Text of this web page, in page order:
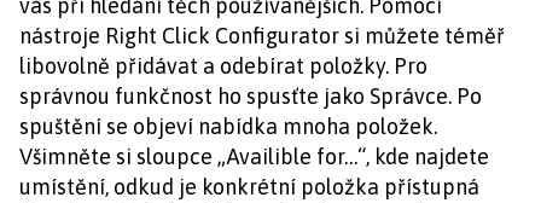
vás při hledání těch používanějších. Pomocí
nástroje Right Click Configurator si můžete téměř
libovolně přidávat a odebírat položky. Pro
správnou funkčnost ho spusťte jako Správce. Po
spuštění se objeví nabídka mnoha položek.
Všimněte si sloupce „Availible for…“, kde najdete
umístění, odkud je konkrétní položka přístupná